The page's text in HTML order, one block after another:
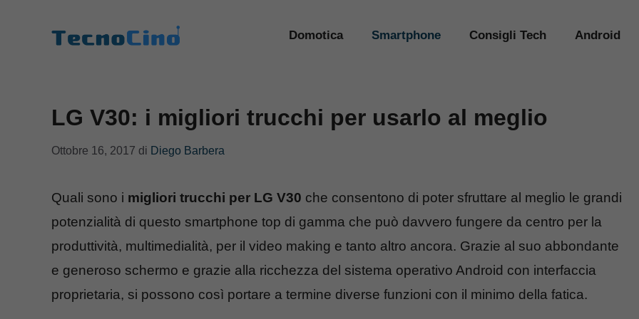
Domotica Smartphone Consigli Tech Android
LG V30: i migliori trucchi per usarlo al meglio
Ottobre 16, 2017 di Diego Barbera
Quali sono i migliori trucchi per LG V30 che consentono di poter sfruttare al meglio le grandi
potenzialità di questo smartphone top di gamma che può davvero fungere da centro per la
produttività, multimedialità, per il video making e tanto altro ancora. Grazie al suo abbondante
e generoso schermo e grazie alla ricchezza del sistema operativo Android con interfaccia
proprietaria, si possono così portare a termine diverse funzioni con il minimo della fatica.